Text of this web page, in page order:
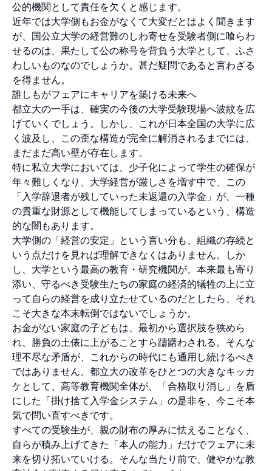
公的機関として責任を欠くと感じます。
近年では大学側もお金がなくて大変だとはよく聞きます
が、国公立大学の経営難のしわ寄せを受験者側に喰らわ
せるのは、果たして公の称号を背負う大学として、ふさ
わしいものなのでしょうか。甚だ疑問であると言わざる
を得ません。
誰しもがフェアにキャリアを築ける未来へ
都立大の一手は、確実の今後の大学受験現場へ波紋を広
げていくでしょう。しかし、これが日本全国の大学に広
く波及し、この歪な構造が完全に解消されるまでには、
まだまだ高い壁が存在します。
特に私立大学においては、少子化によって学生の確保が
年々難しくなり、大学経営が厳しさを増す中で、この
「入学辞退者が残していった未返還の入学金」が、一種
の貴重な財源として機能してしまっているという、構造
的な闇もあります。
大学側の「経営の安定」という言い分も、組織の存続と
いう点だけを見れば理解できなくはありません。しか
し、大学という最高の教育・研究機関が、本来最も寄り
添い、守るべき受験生たちの家庭の経済的犠牲の上に立
って自らの経営を成り立たせているのだとしたら、それ
こそ大きな本末転倒ではないでしょうか。
お金がない家庭の子どもは、最初から選択肢を狭めら
れ、勝負の土俵に上がることすら躊躇わされる。そんな
理不尽な矛盾が、これからの時代にも通用し続けるべき
ではありません。都立大の改革をひとつの大きなキッカ
ケとして、高等教育機関全体が、「合格取り消し」を盾
にした「掛け捨て入学金システム」の是非を、今こそ本
気で問い直すべきです。
すべての受験生が、親の財布の厚みに怯えることなく、
自らが積み上げてきた「本人の能力」だけでフェアに未
来を切り拓いていける。そんな当たり前で、健やかな教